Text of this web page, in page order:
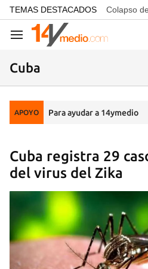
common.go-to-content
TEMAS DESTACADOS Colapso
Navegación
Cuba
APOYO Para ayudar a 14ymedio
Cuba registra 29
del virus del Zika